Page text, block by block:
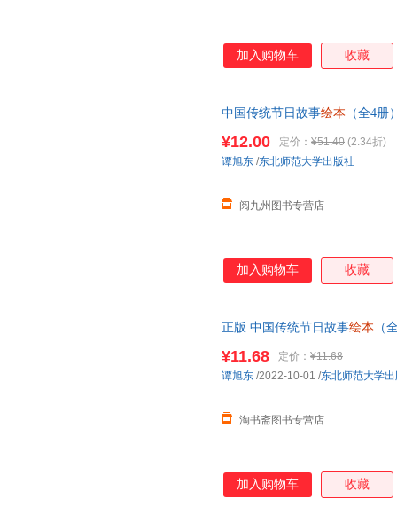
加入购物车 收藏
中国传统节日故事绘本 （全4册
¥12.00 定价： ¥51.40 (2.34折)
阅九州图书专营店
谭旭东 /东北师范大学出版社
加入购物车 收藏
正版 中国传统节日故事绘本 （
¥11.68 定价： ¥11.68
淘书斋图书专营店
谭旭东 /2022-10-01 /东北师范大学
加入购物车 收藏